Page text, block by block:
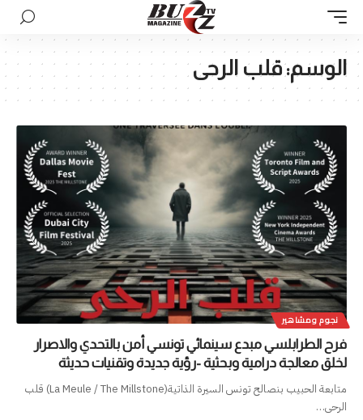
الوسم:قلب الرحى
نجوم ومشاهير
فرح الطرابلسي مبدع سينمائي تونسي أمن بالتحدي والاصرار
لخلق معالجة درامية وبحثية -رؤية جديدة وتقنيات حديثة
متابعة الحبيب بنصالح تونس السيرة الذاتية(La Meule / The Millstone) قلب
الرحى…